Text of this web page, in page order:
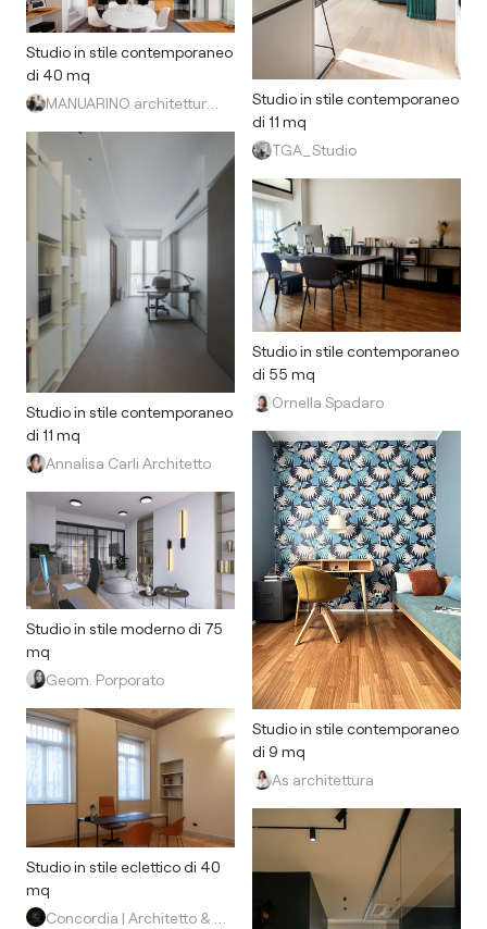
Studio in stile contemporaneo
di 40 mq
Studio in stile contemporaneo
di 11 mq
Annalisa Carli Architetto
Studio in stile moderno di 75
mq
Geom. Porporato
Studio in stile eclettico di 40
mq
Studio in stile contemporaneo
di 11 mq
TGA_Studio
Studio in stile contemporaneo
di 55 mq
Ornella Spadaro
Studio in stile contemporaneo
di 9 mq
As architettura